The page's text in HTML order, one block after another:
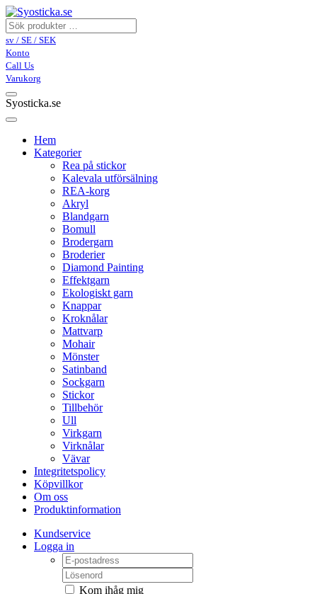
sv / SE / SEK
Konto
Call Us
Varukorg
Syosticka.se
Hem
Kategorier
Rea på stickor
Kalevala utförsälning
REA-korg
Akryl
Blandgarn
Bomull
Brodergarn
Broderier
Diamond Painting
Effektgarn
Ekologiskt garn
Knappar
Kroknålar
Mattvarp
Mohair
Mönster
Satinband
Sockgarn
Stickor
Tillbehör
Ull
Virkgarn
Virknålar
Vävar
Integritetspolicy
Köpvillkor
Om oss
Produktinformation
Kundservice
Logga in
Kom ihåg mig